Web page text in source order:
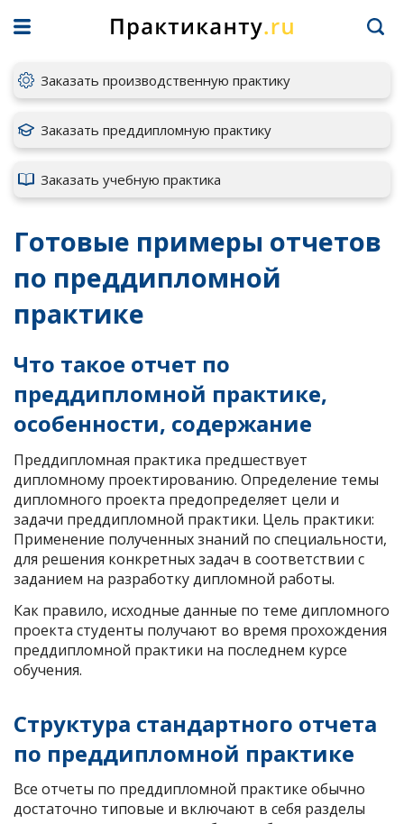
Заказать производственную практику
Заказать преддипломную практику
Заказать учебную практика
Готовые примеры отчетов
по преддипломной
практике
Что такое отчет по
преддипломной практике,
особенности, содержание
Преддипломная практика предшествует
дипломному проектированию. Определение темы
дипломного проекта предопределяет цели и
задачи преддипломной практики. Цель практики:
Применение полученных знаний по специальности,
для решения конкретных задач в соответствии с
заданием на разработку дипломной работы.
Как правило, исходные данные по теме дипломного
проекта студенты получают во время прохождения
преддипломной практики на последнем курсе
обучения.
Структура стандартного отчета
по преддипломной практике
Все отчеты по преддипломной практике обычно
достаточно типовые и включают в себя разделы